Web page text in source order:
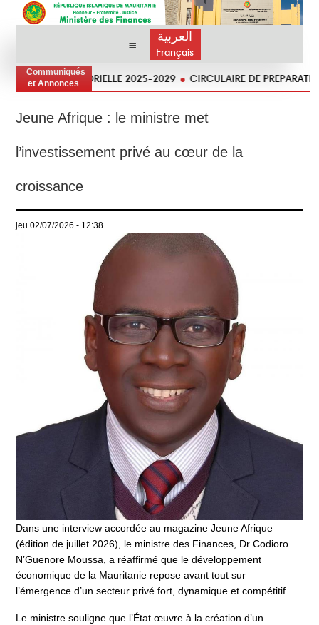
العربية
Français
Communiqués
et Annonces
SECTORIELLE 2025-2029 CIRCULAIRE DE PREPARATION DU
Jeune Afrique : le ministre met
l’investissement privé au cœur de la
croissance
jeu 02/07/2026 - 12:38
Dans une interview accordée au magazine Jeune Afrique
(édition de juillet 2026), le ministre des Finances, Dr Codioro
N’Guenore Moussa, a réaffirmé que le développement
économique de la Mauritanie repose avant tout sur
l’émergence d’un secteur privé fort, dynamique et compétitif.
Le ministre souligne que l’État œuvre à la création d’un